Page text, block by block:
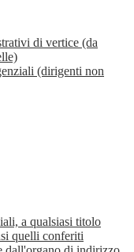
di vertice (da
(dirigenti non
a qualsiasi titolo
quelli conferiti